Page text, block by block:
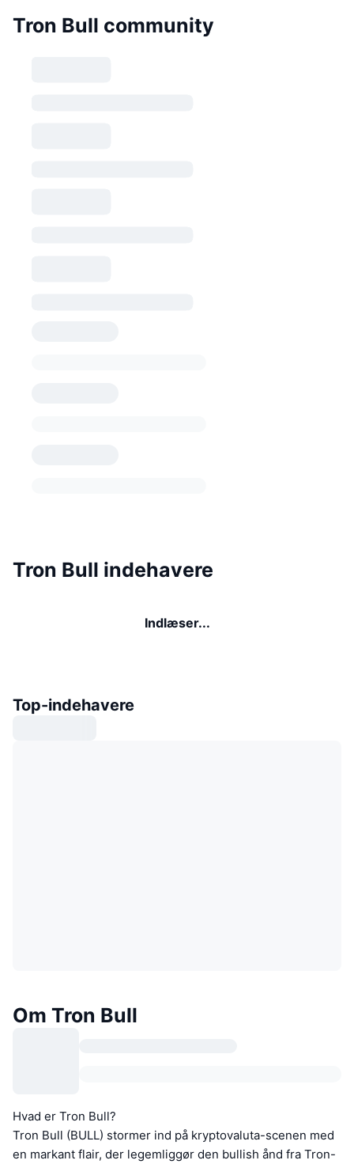
Tron Bull community
Tron Bull indehavere
Indlæser...
Top-indehavere
Om Tron Bull
Hvad er Tron Bull?
Tron Bull (BULL) stormer ind på kryptovaluta-scenen med
en markant flair, der legemliggør den bullish ånd fra Tron-